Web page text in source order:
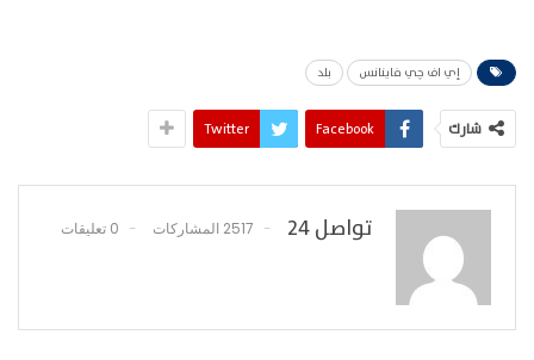
إي اف چي فاينانس بلد
شارك Facebook
Twitter
تواصل 24 2517 المشاركات 0 تعليقات